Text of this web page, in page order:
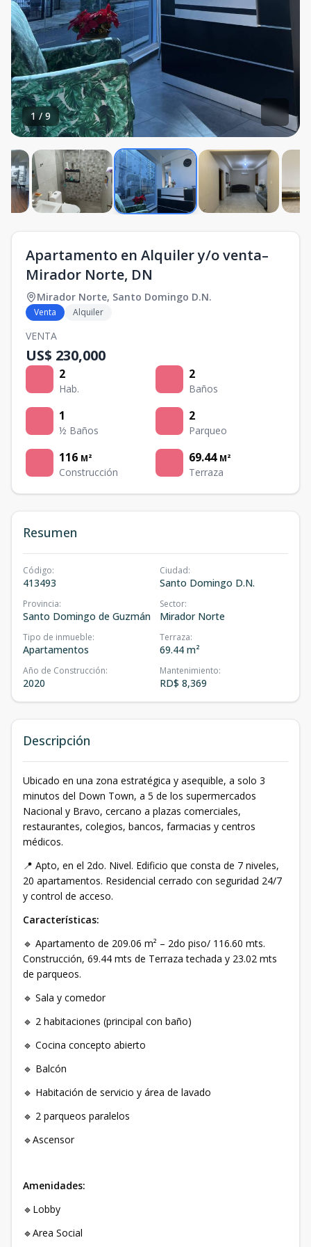
1/ 9
Apartamento en Alquiler y/o venta–
Mirador Norte, DN
Mirador Norte, Santo Domingo D.N.
Venta Alquiler
VENTA
US$ 230,000
2
Hab.
2
Baños
1
½ Baños
2
Parqueo
116 M²
Construcción
69.44 M²
Terraza
Resumen
Código:
413493
Ciudad:
Santo Domingo D.N.
Provincia:
Santo Domingo de Guzmán
Sector:
Mirador Norte
Tipo de inmueble:
Apartamentos
Terraza:
69.44 m²
Año de Construcción:
2020
Mantenimiento:
RD$ 8,369
Descripción
Ubicado en una zona estratégica y asequible, a solo 3
minutos del Down Town, a 5 de los supermercados
Nacional y Bravo, cercano a plazas comerciales,
restaurantes, colegios, bancos, farmacias y centros
médicos.
📍 Apto, en el 2do. Nivel. Edificio que consta de 7 niveles,
20 apartamentos. Residencial cerrado con seguridad 24/7
y control de acceso.
Características:
🔹 Apartamento de 209.06 m² – 2do piso/ 116.60 mts.
Construcción, 69.44 mts de Terraza techada y 23.02 mts
de parqueos.
🔹 Sala y comedor
🔹 2 habitaciones (principal con baño)
🔹 Cocina concepto abierto
🔹 Balcón
🔹 Habitación de servicio y área de lavado
🔹 2 parqueos paralelos
🔹Ascensor
Amenidades:
🔹Lobby
🔹Area Social